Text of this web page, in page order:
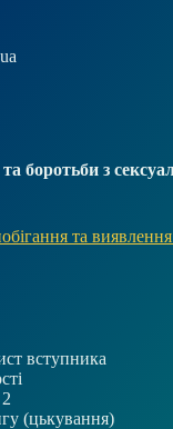
боротьби з
та виявлення
вступника
(цькування)